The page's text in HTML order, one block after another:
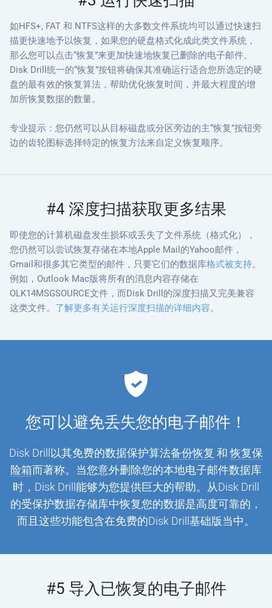
如HFS+, FAT 和 NTFS这样的大多数文件系统均可以通过快速扫
描更快速地予以恢复，如果您的硬盘格式化成此类文件系统，
那么您可以点击“恢复”来更加快速地恢复已删除的电子邮件。
Disk Drill统一的“恢复”按钮将确保其准确运行适合您所选定的硬
盘的最有效的恢复算法，帮助优化恢复时间，并最大程度的增
加所恢复数据的数量。
专业提示：您仍然可以从目标磁盘或分区旁边的主“恢复”按钮旁
边的齿轮图标选择特定的恢复方法来自定义恢复顺序。
#4 深度扫描获取更多结果
即使您的计算机磁盘发生损坏或丢失了文件系统（格式化），
您仍然可以尝试恢复存储在本地Apple Mail的Yahoo邮件，
Gmail和很多其它类型的邮件，只要它们的数据库格式被支持。
例如，Outlook Mac版将所有的消息内容存储在
OLK14MSGSOURCE文件，而Disk Drill的深度扫描又完美兼容
这类文件。 了解更多有关运行深度扫描的详细内容。
您可以避免丢失您的电子邮件！
Disk Drill以其免费的数据保护算法备份恢复 和恢复保
险箱而著称。当您意外删除您的本地电子邮件数据库
时，Disk Drill能够为您提供巨大的帮助。从Disk Drill
的受保护数据存储库中恢复您的数据是高度可靠的，
而且这些功能包含在免费的Disk Drill基础版当中。
#5 导入已恢复的电子邮件